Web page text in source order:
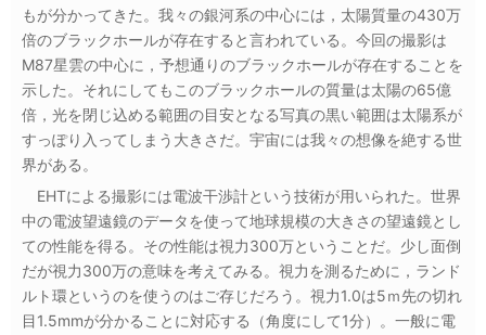
もが分かってきた。我々の銀河系の中心には，太陽質量の430万
倍のブラックホールが存在すると言われている。今回の撮影は
M87星雲の中心に，予想通りのブラックホールが存在することを
示した。それにしてもこのブラックホールの質量は太陽の65億
倍，光を閉じ込める範囲の目安となる写真の黒い範囲は太陽系が
すっぽり入ってしまう大きさだ。宇宙には我々の想像を絶する世
界がある。
EHTによる撮影には電波干渉計という技術が用いられた。世界
中の電波望遠鏡のデータを使って地球規模の大きさの望遠鏡とし
ての性能を得る。その性能は視力300万ということだ。少し面倒
だが視力300万の意味を考えてみる。視力を測るために，ランド
ルト環というのを使うのはご存じだろう。視力1.0は5ｍ先の切れ
目1.5mmが分かることに対応する（角度にして1分）。一般に電